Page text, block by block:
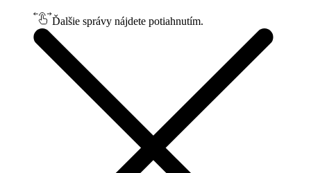
Ďalšie správy nájdete potiahnutím.